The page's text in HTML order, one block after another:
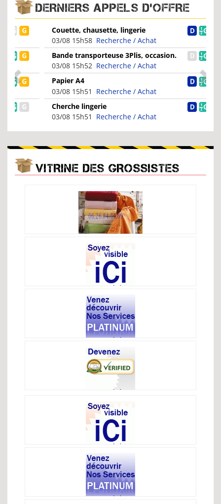
DERNIERS APPELS D'OFFRE
Couette, chausette, lingerie
03/08 15h58 Recherche / Achat
Bande transporteuse 3Plis, occasion.
03/08 15h52 Recherche / Achat
Papier A4
03/08 15h51 Recherche / Achat
Cherche lingerie
03/08 15h51 Recherche / Achat
VITRINE DES GROSSISTES